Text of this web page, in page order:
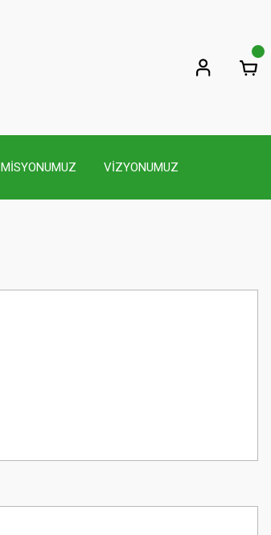
MİSYONUMUZ VİZYONUMUZ